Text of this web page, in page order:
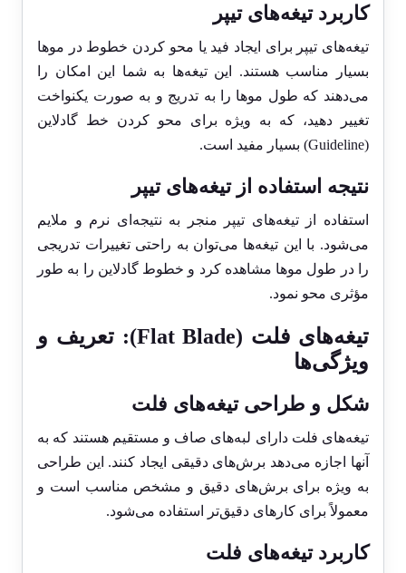
کاربرد تیغه‌های تیپر
تیغه‌های تیپر برای ایجاد فید یا محو کردن خطوط در موها
بسیار مناسب هستند. این تیغه‌ها به شما این امکان را
می‌دهند که طول موها را به تدریج و به صورت یکنواخت
تغییر دهید، که به ویژه برای محو کردن خط گادلاین
(Guideline) بسیار مفید است.
نتیجه استفاده از تیغه‌های تیپر
استفاده از تیغه‌های تیپر منجر به نتیجه‌ای نرم و ملایم
می‌شود. با این تیغه‌ها می‌توان به راحتی تغییرات تدریجی
را در طول موها مشاهده کرد و خطوط گادلاین را به طور
مؤثری محو نمود.
تیغه‌های فلت (Flat Blade): تعریف و
ویژگی‌ها
شکل و طراحی تیغه‌های فلت
تیغه‌های فلت دارای لبه‌های صاف و مستقیم هستند که به
آنها اجازه می‌دهد برش‌های دقیقی ایجاد کنند. این طراحی
به ویژه برای برش‌های دقیق و مشخص مناسب است و
معمولاً برای کارهای دقیق‌تر استفاده می‌شود.
کاربرد تیغه‌های فلت